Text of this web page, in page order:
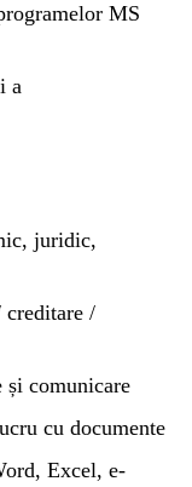
MS
a
juridic,
/
comunicare
cu documente
Excel, e-